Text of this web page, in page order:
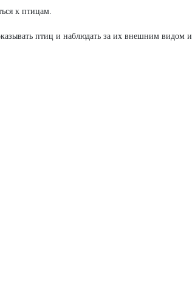
к птицам.
птиц и наблюдать за их внешним видом и